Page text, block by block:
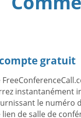
gratuit
instantanément
le numéro
de salle de